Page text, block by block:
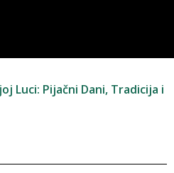
Luci: Pijačni Dani, Tradicija i